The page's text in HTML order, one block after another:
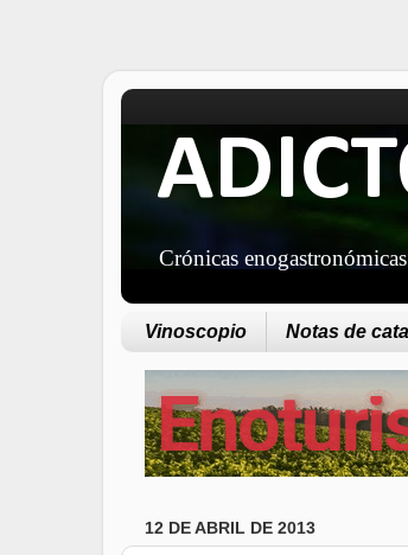
Crónicas
Vinoscopio Notas de cata
12 DE ABRIL DE 2013